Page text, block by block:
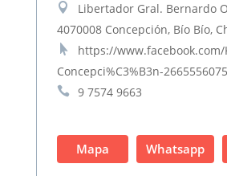

Libertador Gral. Bernardo
4070008 Concepción, Bío Bío,

https://
Concepci%C3%B3n-
 9 7574 9663
Mapa Whatsapp